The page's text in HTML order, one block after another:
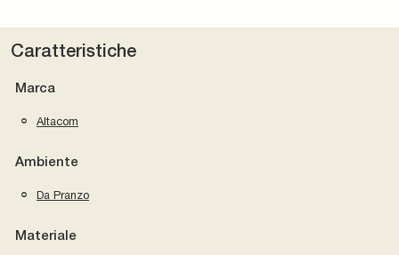
Caratteristiche
Marca
Altacom
Ambiente
Da Pranzo
Materiale